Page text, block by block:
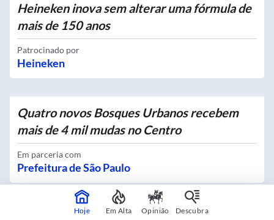
Heineken inova sem alterar uma fórmula de
mais de 150 anos
Patrocinado por
Heineken
Quatro novos Bosques Urbanos recebem
mais de 4 mil mudas no Centro
Em parceria com
Prefeitura de São Paulo
Exclusividade no delivery vira debate sobre
Hoje Em Alta Opinião Descubra